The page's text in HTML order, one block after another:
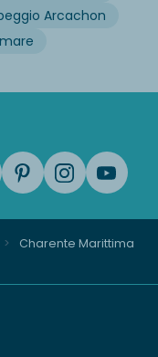
Arcachon
Charente Marittima